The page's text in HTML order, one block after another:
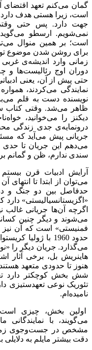
گمان می‌کنم تعهد اقتضای
است، زیرا هستی هدف
جهت دارد. پس حتی
نمی‌شویم. ارسطو
است؛ بر همین منوال
برای روشن شدن موضوع
زمانی وارد اندیشه‌ی
دوران اوج رئالیست‌ها و
حتی پیش از آن، یعنی
نمایندگی می‌کردند،
نویسنده دست به قلم
ظاهر می‌شد. وقتی کتاب
دیکنز را می‌خوانید،
درونمایه‌ی جدی زندگی
جریانی پیش می‌آید که
می‌دهم این جریان تا حدی
سندی ندارم، ظن و گمانم
آرایش ادبیات قرن
می‌توان از ابتدا تا
حدفاصل بین دو جنگ و
«اگزیستانسیالیستی» دارد
می‌شوند و دیگر چنین
فمنیستی» است که آن نیز
حدود 1960 با
می‌گذارد. جریان دیگر را
هاینریش بل، برخی آثار
هنوز تا حدودی متعهد
شش بخش کوچکتر دارد
تئوریک نوعی تعهدستیزی
نامیده‌ام.
اولین بخش، چیزی
می‌گویند، با
مشخص در جست‌وجوی زمان
دقت بیشتر مایلم به دلایلی